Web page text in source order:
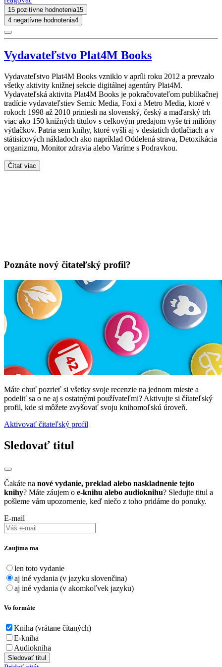
15 pozitívne hodnotenia15
4 negatívne hodnotenia4
Vydavateľstvo Plat4M Books
Vydavateľstvo Plat4M Books vzniklo v apríli roku 2012 a prevzalo
všetky aktivity knižnej sekcie digitálnej agentúry Plat4M.
Vydavateľská aktivita Plat4M Books je pokračovateľom publikačnej
tradície vydavateľstiev Semic Media, Foxi a Metro Media, ktoré v
rokoch 1998 až 2010 priniesli na slovenský, český a maďarský trh
viac ako 150 knižných titulov s celkovým predajom vyše tri milióny
výtlačkov. Patria sem knihy, ktoré vyšli aj v desiatich dotlačiach a v
státisícových nákladoch ako napríklad Oddelená strava, Detoxikácia
organizmu, Monitor zdravia alebo Varíme s Podravkou.
Čítať viac
Poznáte nový čitateľský profil?
Máte chuť pozrieť si všetky svoje recenzie na jednom mieste a
podeliť sa o ne aj s ostatnými používateľmi? Aktivujte si čítateľský
profil, kde si môžete zvyšovať svoju knihomoľskú úroveň.
Aktivovať čitateľský profil
Sledovať titul
Čakáte na nové vydanie, preklad alebo naskladnenie tejto
knihy? Máte záujem o e-knihu alebo audioknihu? Sledujte titul a
pošleme vám upozornenie, keď niečo z toho pridáme do ponuky.
E-mail
Zaujíma ma
len toto vydanie
aj iné vydania (v jazyku slovenčina)
aj iné vydania (v akomkoľvek jazyku)
Vo formáte
Kniha (vrátane čítaných)
E-kniha
Audiokniha
Sledovať titul